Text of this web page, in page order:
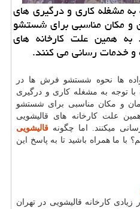
به مشغله كاری و درگیری های
و مكان مناسبی برای شستشو
همین علت كارخانه های
و خدمات رسانی می كنند.
ها نحوه شستشو فرش ها در
توجه به مشغله کاری و درگیری
و مکان مناسبی برای شستشو
علت کارخانه های قالیشویی
میکنند. اما چگونه قالیشویی
با ما همراه باشید تا به پاسخ این
کارخانه قالیشویی در تهران